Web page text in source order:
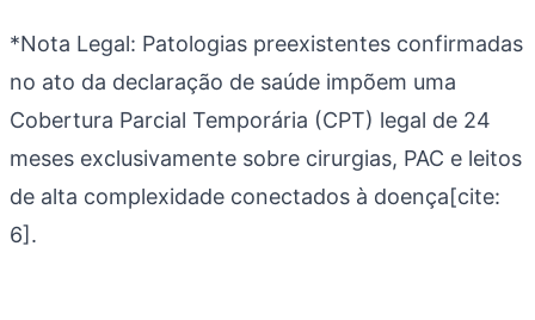
*Nota Legal: Patologias preexistentes confirmadas
no ato da declaração de saúde impõem uma
Cobertura Parcial Temporária (CPT) legal de 24
meses exclusivamente sobre cirurgias, PAC e leitos
de alta complexidade conectados à doença[cite:
6].